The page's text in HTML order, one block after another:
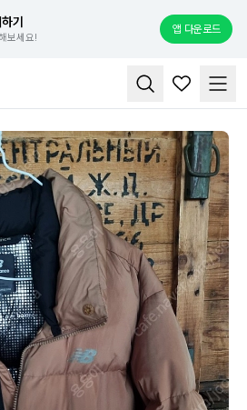
기
보세요!
앱 다운로드